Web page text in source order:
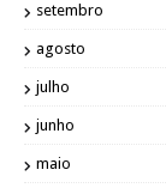
setembro
agosto
julho
junho
maio